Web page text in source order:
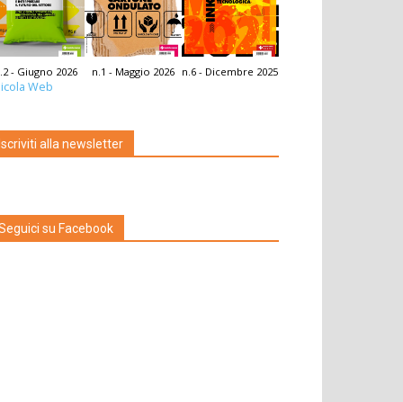
- Giugno 2026 n.1 - Maggio 2026 n.6 - Dicembre 2025
Web
alla newsletter
su Facebook